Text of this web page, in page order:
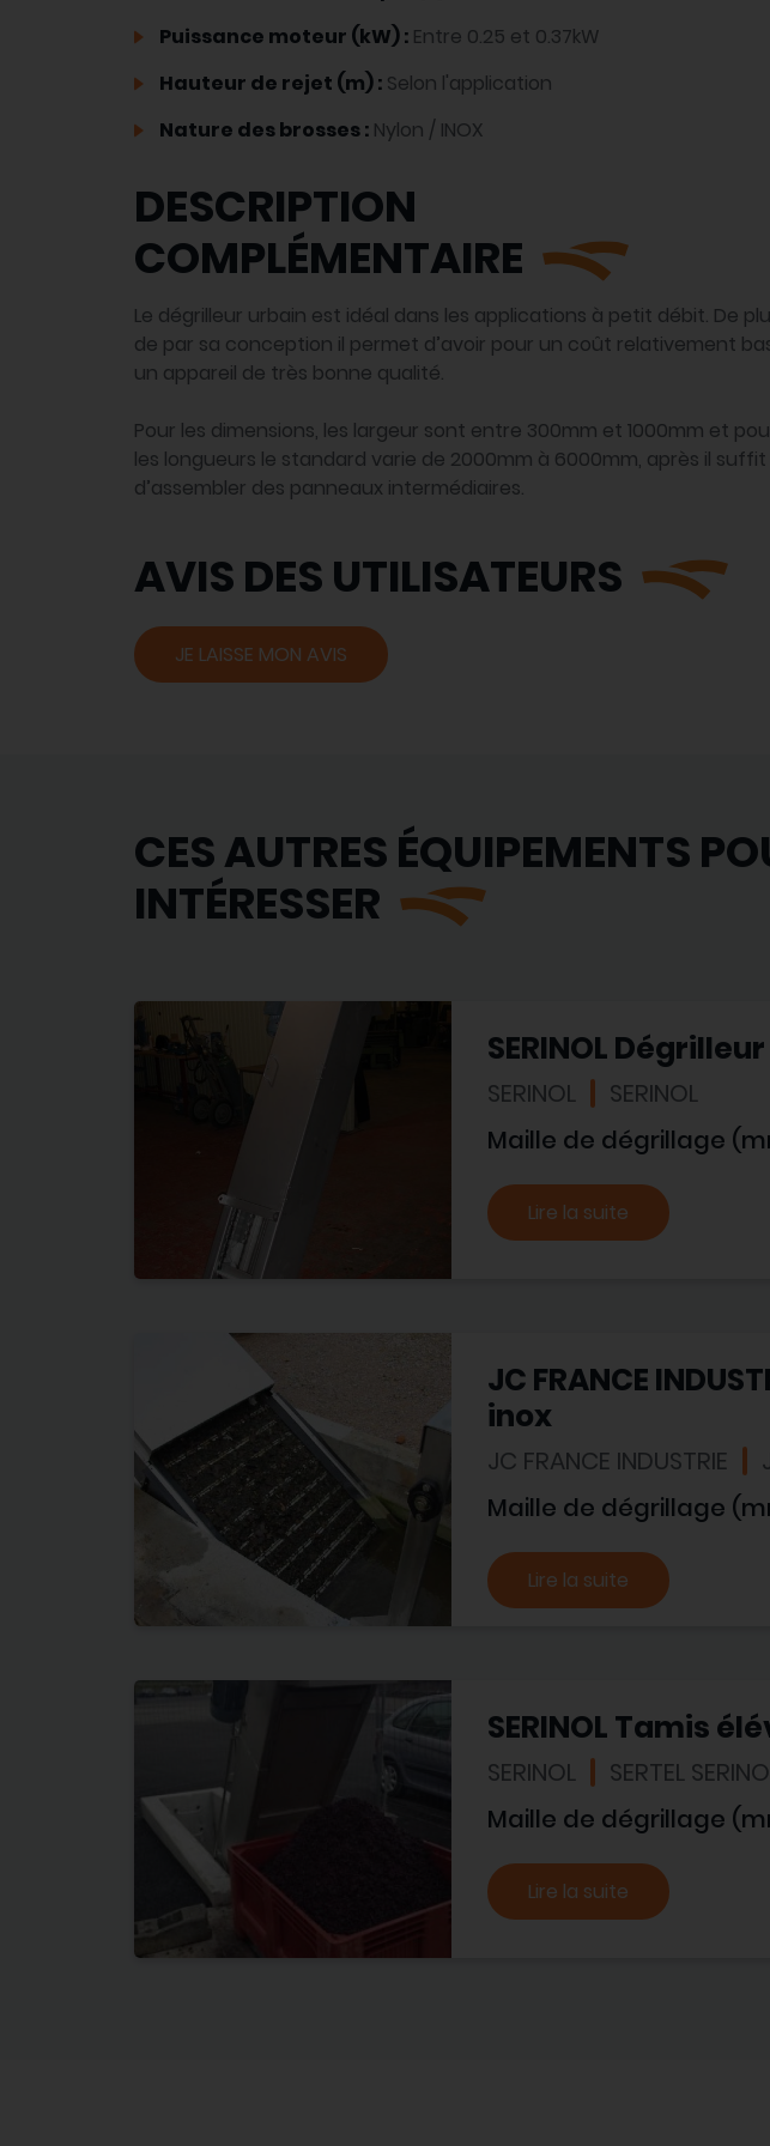
Puissance moteur (kW) : Entre 0.25 et 0.37kW
Hauteur de rejet (m) : Selon l'application
Nature des brosses : Nylon / INOX
DESCRIPTION
COMPLÉMENTAIRE
Le dégrilleur urbain est idéal dans les applications à petit débit. De
de par sa conception il permet d’avoir pour un coût relativement
un appareil de très bonne qualité.
Pour les dimensions, les largeur sont entre 300mm et 1000mm et
les longueurs le standard varie de 2000mm à 6000mm, après il suffit
d’assembler des panneaux intermédiaires.
AVIS DES UTILISATEURS
JE LAISSE MON AVIS
CES AUTRES ÉQUIPEMENTS
INTÉRESSER
SERINOL Dégrilleur
SERINOL SERINOL
Maille de dégrillage
Lire la suite
JC FRANCE
inox
JC FRANCE INDUSTRIE
Maille de dégrillage
Lire la suite
SERINOL Tamis
SERINOL SERTEL
Maille de dégrillage
Lire la suite